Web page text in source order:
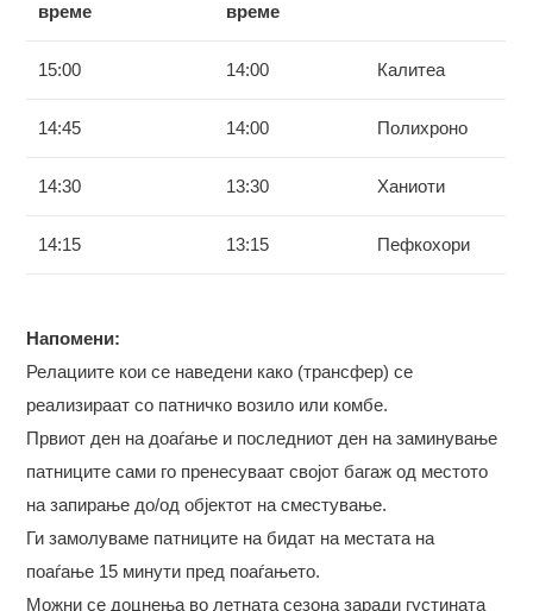
време
време
15:00 14:00 Калитеа
14:45 14:00 Полихроно
14:30 13:30 Ханиоти
14:15 13:15 Пефкохори
Напомени:
Релациите кои се наведени како (трансфер) се
реализираат со патничко возило или комбе.
Првиот ден на доаѓање и последниот ден на заминување
патниците сами го пренесуваат својот багаж од местото
на запирање до/од објектот на сместување.
Ги замолуваме патниците на бидат на местата на
поаѓање 15 минути пред поаѓањето.
Можни се доцнења во летната сезона заради густината